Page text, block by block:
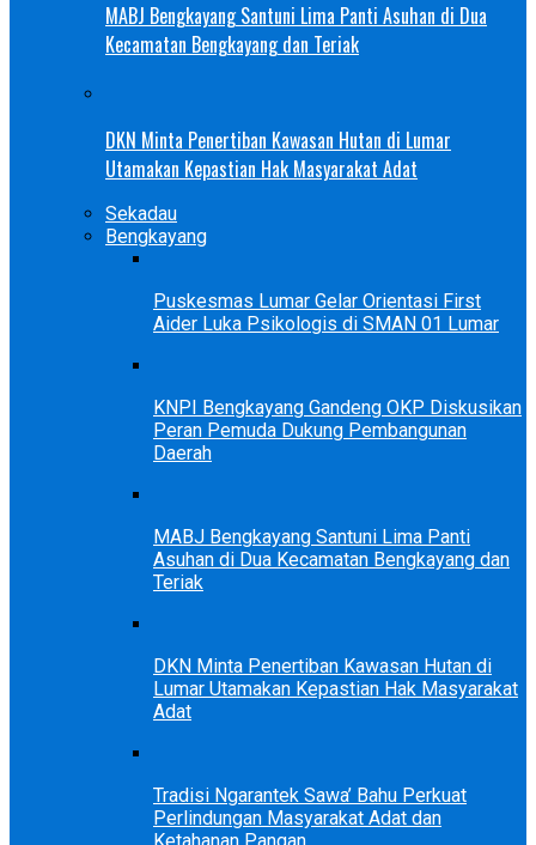
MABJ Bengkayang Santuni Lima Panti Asuhan di Dua
Kecamatan Bengkayang dan Teriak
DKN Minta Penertiban Kawasan Hutan di Lumar
Utamakan Kepastian Hak Masyarakat Adat
Sekadau
Bengkayang
Puskesmas Lumar Gelar Orientasi First
Aider Luka Psikologis di SMAN 01 Lumar
KNPI Bengkayang Gandeng OKP Diskusikan
Peran Pemuda Dukung Pembangunan
Daerah
MABJ Bengkayang Santuni Lima Panti
Asuhan di Dua Kecamatan Bengkayang dan
Teriak
DKN Minta Penertiban Kawasan Hutan di
Lumar Utamakan Kepastian Hak Masyarakat
Adat
Tradisi Ngarantek Sawa’ Bahu Perkuat
Perlindungan Masyarakat Adat dan